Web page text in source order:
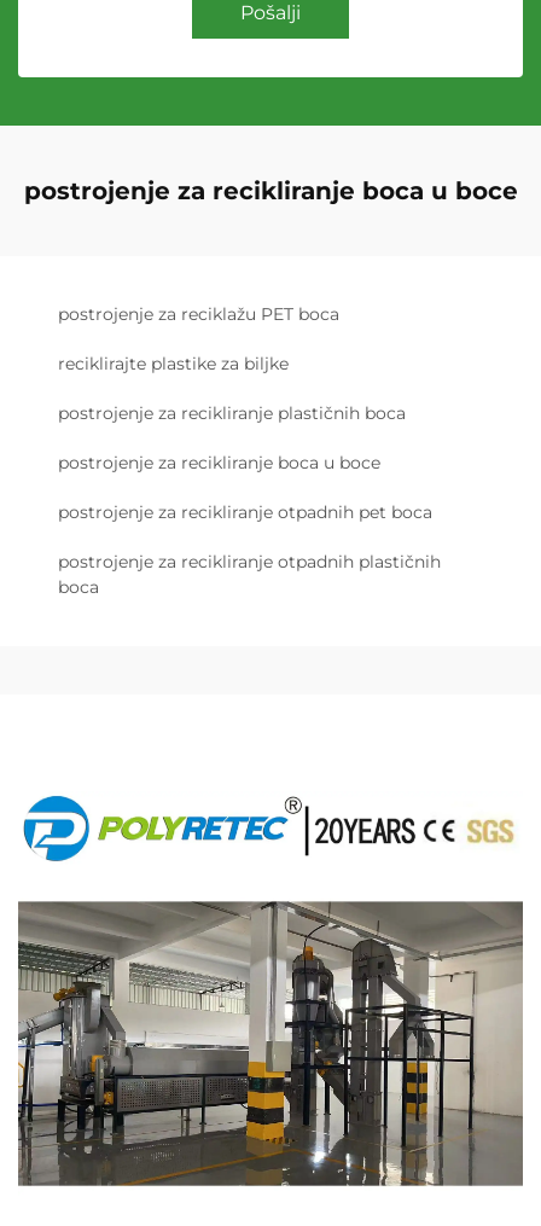
Pošalji
postrojenje za recikliranje boca u boce
postrojenje za reciklažu PET boca
reciklirajte plastike za biljke
postrojenje za recikliranje plastičnih boca
postrojenje za recikliranje boca u boce
postrojenje za recikliranje otpadnih pet boca
postrojenje za recikliranje otpadnih plastičnih
boca